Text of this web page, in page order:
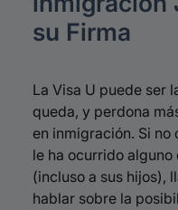
su Firma
La Visa U puede ser
queda, y perdona
en inmigración. Si no
le ha ocurrido
(incluso a sus hijos),
hablar sobre la